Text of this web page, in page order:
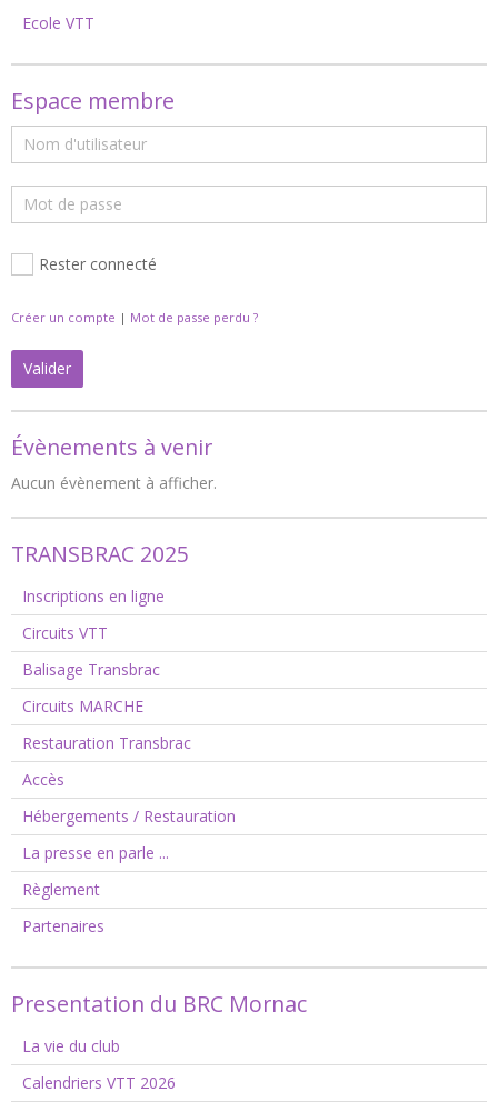
Ecole VTT
Espace membre
Rester connecté
Créer un compte | Mot de passe perdu ?
Valider
Évènements à venir
Aucun évènement à afficher.
TRANSBRAC 2025
Inscriptions en ligne
Circuits VTT
Balisage Transbrac
Circuits MARCHE
Restauration Transbrac
Accès
Hébergements / Restauration
La presse en parle ...
Règlement
Partenaires
Presentation du BRC Mornac
La vie du club
Calendriers VTT 2026